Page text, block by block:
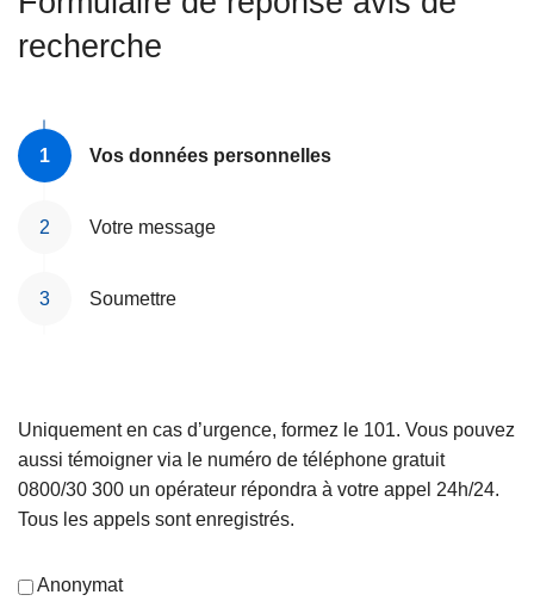
recherche
Vos données personnelles
Votre message
Soumettre
Uniquement en cas d’urgence, formez le 101. Vous pouvez
aussi témoigner via le numéro de téléphone gratuit
0800/30 300 un opérateur répondra à votre appel 24h/24.
Tous les appels sont enregistrés.
Anonymat